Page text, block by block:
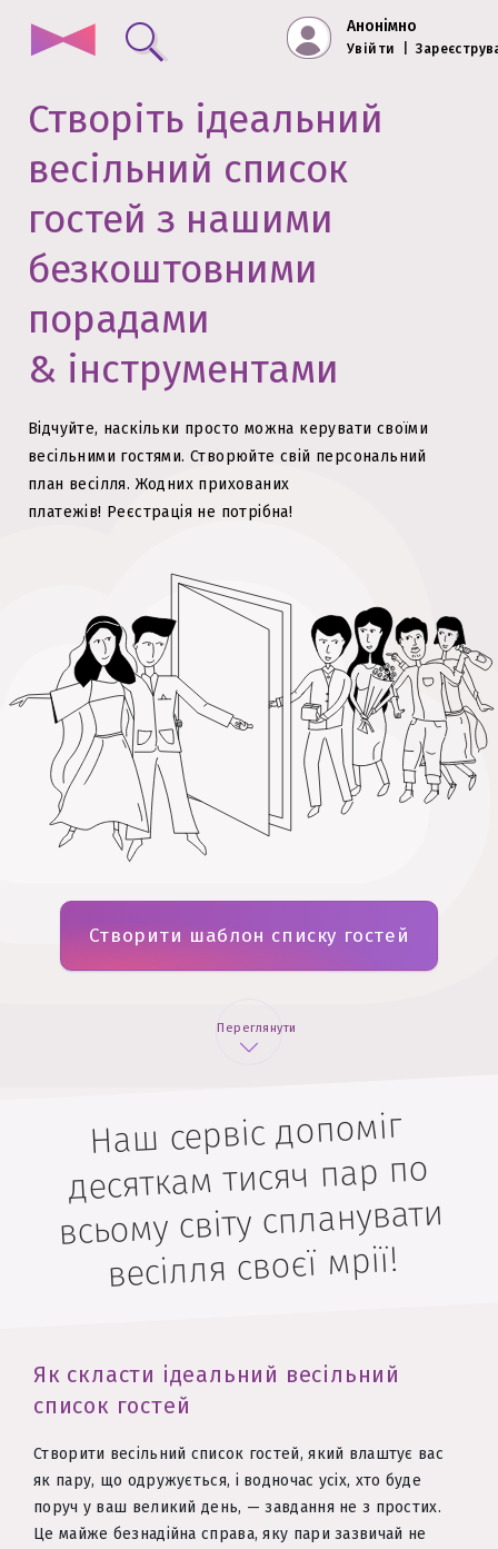
Анонімно
Увійти
Створіть ідеальний
весільний список
гостей з нашими
безкоштовними
порадами
& інструментами
Відчуйте, наскільки просто можна керувати своїми
весільними гостями. Створюйте свій персональний
план весілля. Жодних прихованих
платежів! Реєстрація не потрібна!
Створити шаблон списку гостей
Переглянути
Наш сервіс допоміг
десяткам тисяч пар по
всьому світу спланувати
весілля своєї мрії!
Як скласти ідеальний весільний
список гостей
Створити весільний список гостей, який влаштує вас
як пару, що одружується, і водночас усіх, хто буде
поруч у ваш великий день, — завдання не з простих.
Це майже безнадійна справа, яку пари зазвичай не